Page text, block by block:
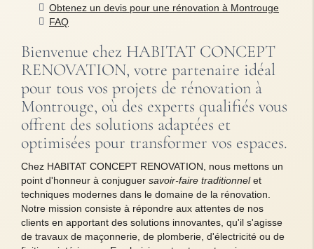
Obtenez un devis pour une rénovation à Montrouge
FAQ
Bienvenue chez HABITAT CONCEPT
RENOVATION, votre partenaire idéal
pour tous vos projets de rénovation à
Montrouge, où des experts qualifiés vous
offrent des solutions adaptées et
optimisées pour transformer vos espaces.
Chez HABITAT CONCEPT RENOVATION, nous mettons un
point d'honneur à conjuguer savoir-faire traditionnelet
techniques modernes dans le domaine de la rénovation.
Notre mission consiste à répondre aux attentes de nos
clients en apportant des solutions innovantes, qu'il s'agisse
de travaux de maçonnerie, de plomberie, d'électricité ou de